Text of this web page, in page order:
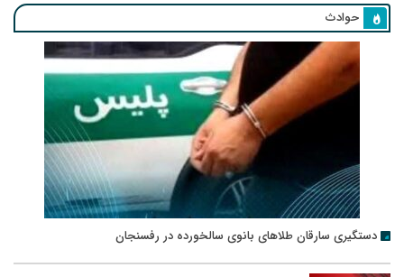
حوادث
دستگیری سارقان طلاهای بانوی سالخورده در رفسنجان